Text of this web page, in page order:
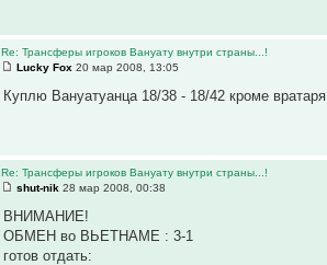
Re: Трансферы игроков Вануату внутри страны...!
Lucky Fox 20 мар 2008, 13:05
Куплю Вануатуанца 18/38 - 18/42 кроме вратаря.
Re: Трансферы игроков Вануату внутри страны...!
shut-nik 28 мар 2008, 00:38
ВНИМАНИЕ!
ОБМЕН во ВЬЕТНАМЕ : 3-1
готов отдать: